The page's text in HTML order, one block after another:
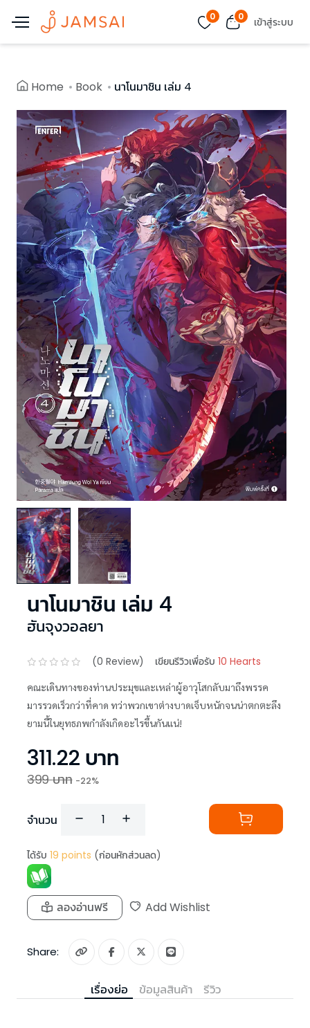
0 0 เข้าสู่ระบบ
Home Book นาโนมาชิน เล่ม 4
นาโนมาชิน เล่ม 4
ฮันจุงวอลยา
(0 Review) เขียนรีวิวเพื่อรับ 10 Hearts
คณะเดินทางของท่านประมุขและเหล่าผู้อาวุโสกลับมาถึงพรรค
มารรวดเร็วกว่าที่คาด ทว่าพวกเขาต่างบาดเจ็บหนักจนน่าตกตะลึง
ยามนี้ในยุทธภพกำลังเกิดอะไรขึ้นกันแน่!
311.22 บาท
399บาท -22%
จำนวน
ได้รับ 19 points (ก่อนหักส่วนลด)
ลองอ่านฟรี Add Wishlist
Share:
เรื่องย่อ ข้อมูลสินค้า รีวิว